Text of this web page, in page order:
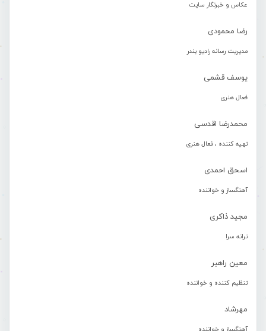
عکاس و خبرنگار سایت
رضا محمودی
مدیریت رسانه رادیو بندر
یوسف قشمی
فعال هنری
محمدرضا اقدسی
تهیه کننده ، فعال هنری
اسحق احمدی
آهنگساز و خواننده
مجید ذاکری
ترانه سرا
معین راهبر
تنظیم کننده و خواننده
مهرشاد